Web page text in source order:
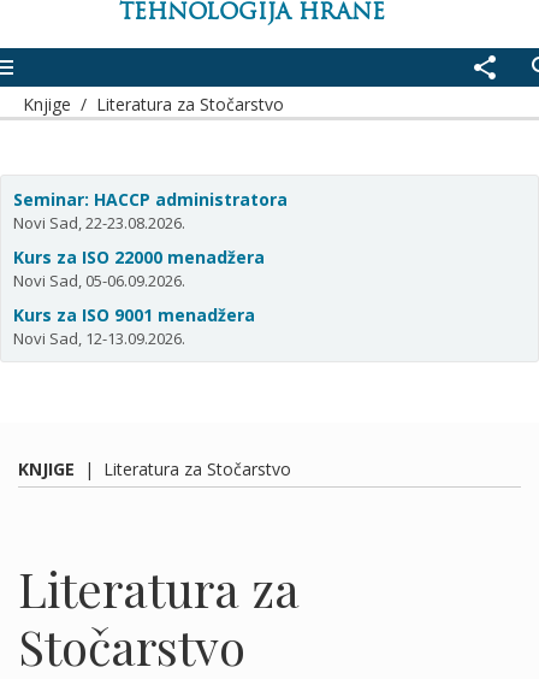
TEHNOLOGIJA HRANE
share
Knjige / Literatura za Stočarstvo
Seminar: HACCP administratora
Novi Sad, 22-23.08.2026.
Kurs za ISO 22000 menadžera
Novi Sad, 05-06.09.2026.
Kurs za ISO 9001 menadžera
Novi Sad, 12-13.09.2026.
KNJIGE | Literatura za Stočarstvo
Literatura za
Stočarstvo